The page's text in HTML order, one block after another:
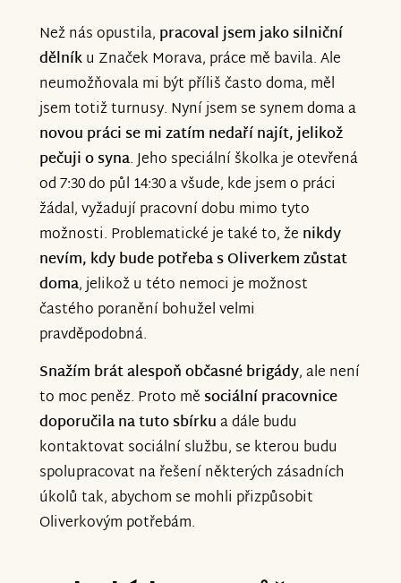
Než nás opustila, pracoval jsem jako silniční
dělníku Značek Morava, práce mě bavila. Ale
neumožňovala mi být příliš často doma, měl
jsem totiž turnusy. Nyní jsem se synem doma a
novou práci se mi zatím nedaří najít, jelikož
pečuji o syna. Jeho speciální školka je otevřená
od 7:30 do půl 14:30 a všude, kde jsem o práci
žádal, vyžadují pracovní dobu mimo tyto
možnosti. Problematické je také to, že nikdy
nevím, kdy bude potřeba s Oliverkem zůstat
doma, jelikož u této nemoci je možnost
častého poranění bohužel velmi
pravděpodobná.
Snažím brát alespoň občasné brigády, ale není
to moc peněz. Proto měsociální pracovnice
doporučila na tuto sbírkua dále budu
kontaktovat sociální službu, se kterou budu
spolupracovat na řešení některých zásadních
úkolů tak, abychom se mohli přizpůsobit
Oliverkovým potřebám.